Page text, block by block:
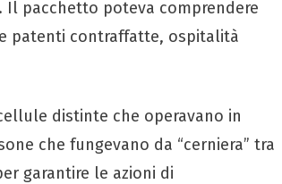
Il pacchetto poteva comprendere
patenti contraffatte, ospitalità
distinte che operavano in
che fungevano da “cerniera” tra
garantire le azioni di